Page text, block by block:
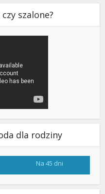
szalone?
dla rodziny
Na 45 dni